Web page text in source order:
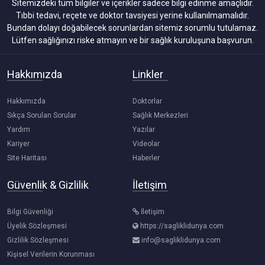
Sitemizdeki tüm bilgiler ve içerikler sadece bilgi edinme amaçlıdır.
Tıbbi tedavi, reçete ve doktor tavsiyesi yerine kullanılmamalıdır.
Bundan dolayı doğabilecek sorunlardan sitemiz sorumlu tutulamaz.
Lütfen sağlığınızı riske atmayın ve bir sağlık kuruluşuna başvurun.
Hakkımızda
Hakkımızda
Sıkça Sorulan Sorular
Yardım
Kariyer
Site Haritası
Linkler
Doktorlar
Sağlık Merkezleri
Yazılar
Videolar
Haberler
Güvenlik & Gizlilik
Bilgi Güvenliği
Üyelik Sözleşmesi
Gizlilik Sözleşmesi
Kişisel Verilerin Korunması
İletişim
İletişim
https://sagliklidunya.com
info@sagliklidunya.com